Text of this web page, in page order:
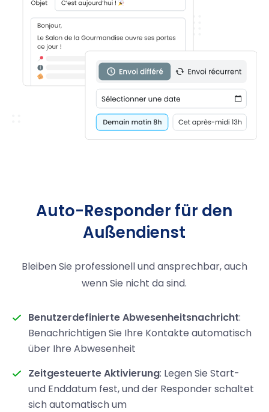
Auto-Responder für den
Außendienst
Bleiben Sie professionell und ansprechbar, auch
wenn Sie nicht da sind.
Benutzerdefinierte Abwesenheitsnachricht:
Benachrichtigen Sie Ihre Kontakte automatisch
über Ihre Abwesenheit
Zeitgesteuerte Aktivierung: Legen Sie Start-
und Enddatum fest, und der Responder schaltet
sich automatisch um